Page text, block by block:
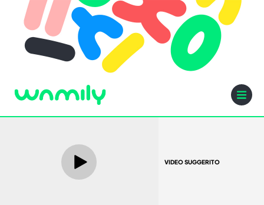
VIDEO SUGGERITO